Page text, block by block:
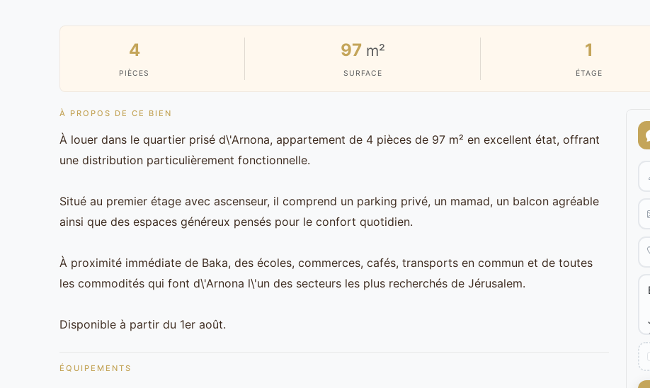
4
PIÈCES
97 m²
SURFACE
1
ÉTAGE
À PROPOS DE CE BIEN
À louer dans le quartier prisé d\'Arnona, appartement de 4 pièces de 97 m² en excellent état, offrant
une distribution particulièrement fonctionnelle.
Situé au premier étage avec ascenseur, il comprend un parking privé, un mamad, un balcon agréable
ainsi que des espaces généreux pensés pour le confort quotidien.
À proximité immédiate de Baka, des écoles, commerces, cafés, transports en commun et de toutes
les commodités qui font d\'Arnona l\'un des secteurs les plus recherchés de Jérusalem.
Disponible à partir du 1er août.
ÉQUIPEMENTS